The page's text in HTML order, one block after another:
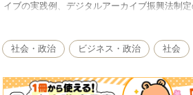
イブの実践例、デジタルアーカイブ振興法制
●こちらのタイトルは、紙の書籍をご購入いた
す！
紙の書籍をご購入いただき、対応電子書店に
コード
社会・政治 ビジネス・政治 社会